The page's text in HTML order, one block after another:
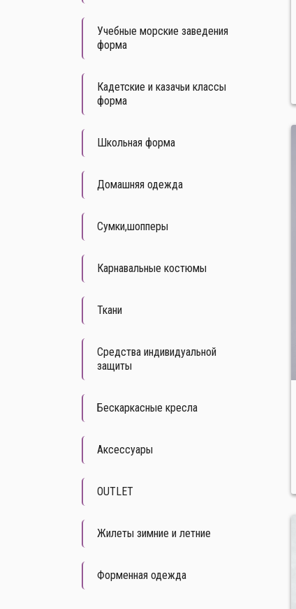
Учебные морские заведения
форма
Кадетские и казачьи классы
форма
Школьная форма
Домашняя одежда
Сумки,шопперы
Карнавальные костюмы
Ткани
Средства индивидуальной
защиты
Бескаркасные кресла
Аксессуары
OUTLET
Жилеты зимние и летние
Форменная одежда